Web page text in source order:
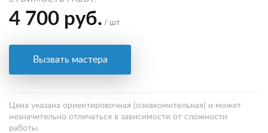
4 700 руб. / шт
Вызвать мастера
Цена указана ориентировочная (ознакомительная) и может
незначительно отличаться в зависимости от сложности
работы.